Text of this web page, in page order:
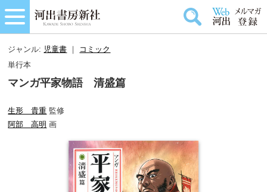
ジャンル: 児童書 ｜
コミック
単行本
マンガ平家物語 清盛篇
生形 貴重 監修
阿部 高明 画